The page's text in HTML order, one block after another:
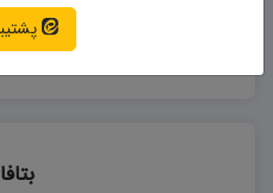
عقد قرارداد،
? هزینه هر نوع از خدمات
ویرایش